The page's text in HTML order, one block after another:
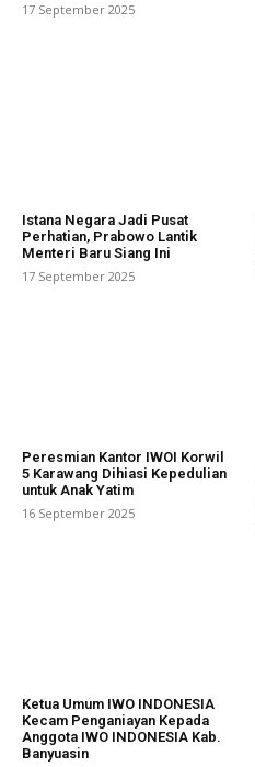
17 September 2025
Istana Negara Jadi Pusat
Perhatian, Prabowo Lantik
Menteri Baru Siang Ini
17 September 2025
Peresmian Kantor IWOI Korwil
5 Karawang Dihiasi Kepedulian
untuk Anak Yatim
16 September 2025
Ketua Umum IWO INDONESIA
Kecam Penganiayan Kepada
Anggota IWO INDONESIA Kab.
Banyuasin